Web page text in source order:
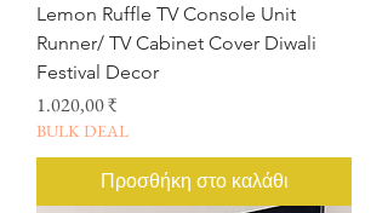
Lemon Ruffle TV Console Unit
Runner/ TV Cabinet Cover Diwali
Festival Decor
Τιμή
1.020,00 ₹
BULK DEAL
Προσθήκη στο καλάθι